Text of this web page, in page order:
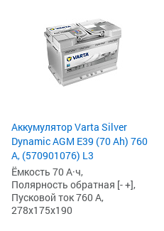
Аккумулятор Varta Silver
Dynamic AGM E39 (70 Ah) 760
А, (570901076) L3
Ёмкость 70 А·ч,
Полярность обратная [- +],
Пусковой ток 760 А,
278x175x190